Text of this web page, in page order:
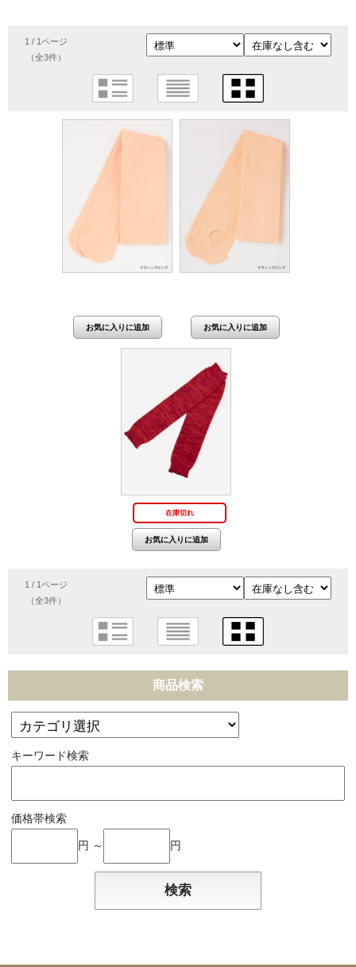
1 / 1ページ
（全3件）
在庫切れ
1 / 1ページ
（全3件）
商品検索
キーワード検索
価格帯検索
円 ～ 円